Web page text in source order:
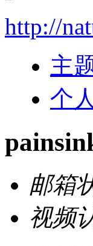
http://
主
个
邮箱
视频